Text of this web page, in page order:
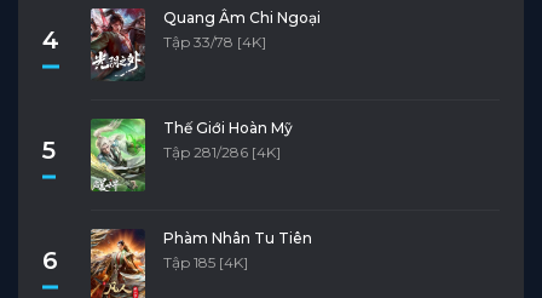
4
Quang Âm Chi Ngoại
Tập 33/78 [4K]
5
Thế Giới Hoàn Mỹ
Tập 281/286 [4K]
6
Phàm Nhân Tu Tiên
Tập 185 [4K]